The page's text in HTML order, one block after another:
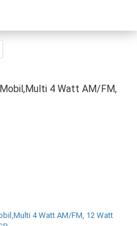
Mobil,Multi 4 Watt AM/FM,